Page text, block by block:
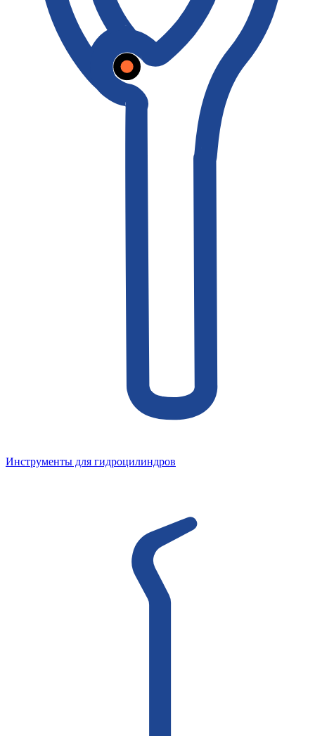
Инструменты для гидроцилиндров